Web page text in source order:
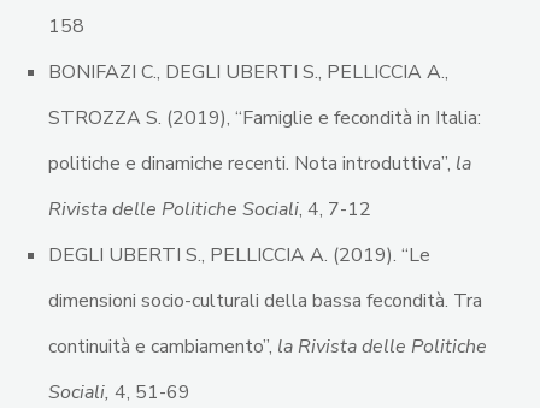
158
BONIFAZI C., DEGLI UBERTI S., PELLICCIA A.,
STROZZA S. (2019), “Famiglie e fecondità in Italia:
politiche e dinamiche recenti. Nota introduttiva”, la
Rivista delle Politiche Sociali, 4, 7-12
DEGLI UBERTI S., PELLICCIA A. (2019). “Le
dimensioni socio-culturali della bassa fecondità. Tra
continuità e cambiamento”, la Rivista delle Politiche
Sociali, 4, 51-69